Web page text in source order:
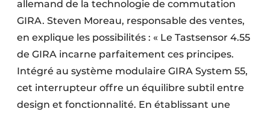
allemand de la technologie de commutation
GIRA. Steven Moreau, responsable des ventes,
en explique les possibilités : « Le Tastsensor 4.55
de GIRA incarne parfaitement ces principes.
Intégré au système modulaire GIRA System 55,
cet interrupteur offre un équilibre subtil entre
design et fonctionnalité. En établissant une